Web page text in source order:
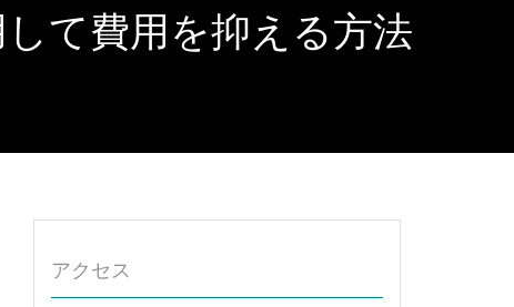
て費用を抑える方法
アクセス